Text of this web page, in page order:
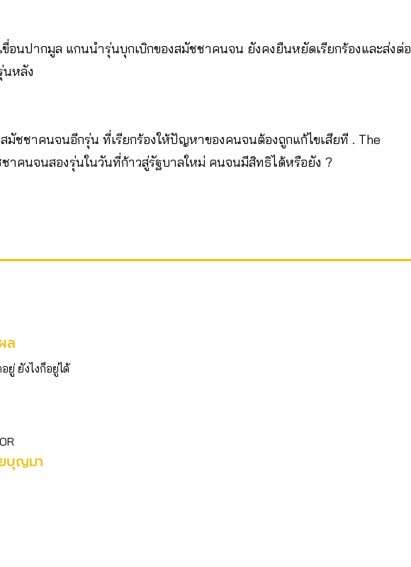
อนปากมูล แกนนำรุ่นบุกเบิกของสมัชชาคนจน ยังคงยืนหยัดเรียกร้องและส่งต่อ
นหลัง
มัชชาคนจนอีกรุ่น ที่เรียกร้องให้ปัญหาของคนจนต้องถูกแก้ไขเสียที . The
าคนจนสองรุ่นในวันที่ก้าวสู่รัฐบาลใหม่ คนจนมีสิทธิได้หรือยัง ?
ล
ยู่ ยังไงก็อยู่ได้
บุญมา